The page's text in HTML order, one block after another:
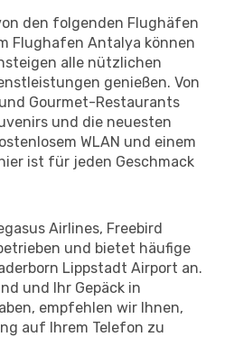
den folgenden Flughäfen
Flughafen Antalya können
alle nützlichen
genießen. Von
Gourmet-Restaurants
und die neuesten
WLAN und einem
ist für jeden Geschmack
Airlines, Freebird
und bietet häufige
Lippstadt Airport an.
und Ihr Gepäck in
empfehlen wir Ihnen,
auf Ihrem Telefon zu